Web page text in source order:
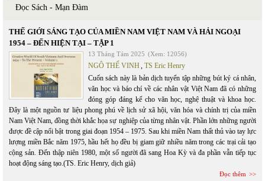
Đọc Sách - Mạn Đàm
THẾ GIỚI SÁNG TẠO CỦA MIỀN NAM VIỆT NAM VÀ HẢI NGOẠI
1954 – ĐẾN HIỆN TẠI – TẬP 1
13 Tháng Tám 2025 (Xem: 12056)
NGÔ THẾ VINH, TS Eric Henry
Cuốn sách này là bản dịch tuyển tập những bút ký cá nhân,
văn học và báo chí về các nhân vật Việt Nam đã có những
đóng góp đáng kể cho văn học, nghệ thuật và khoa học.
Đây là một nguồn tư liệu phong phú về lịch sử xã hội, văn hóa và chính trị của miền
Nam Việt Nam, đồng thời khắc họa sự nghiệp của từng nhân vật. Phần lớn những người
được đề cập nổi bật trong giai đoạn 1954 – 1975. Sau khi miền Nam thất thủ vào tay lực
lượng miền Bắc năm 1975, hầu hết họ đều bị giam giữ nhiều năm trong các trại cải tạo
cộng sản. Đến thập niên 1980, một số người đã sang Hoa Kỳ và đa phần vẫn tiếp tục
hoạt động sáng tạo.(TS. Eric Henry, dịch giả)
Đọc thêm